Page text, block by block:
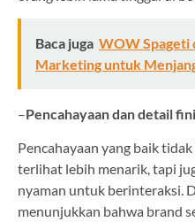
Baca juga WOW Spageti
Marketing untuk
–Pencahayaan dan detail
Pencahayaan yang baik
terlihat lebih menarik, tapi
nyaman untuk berinteraksi.
menunjukkan bahwa brand